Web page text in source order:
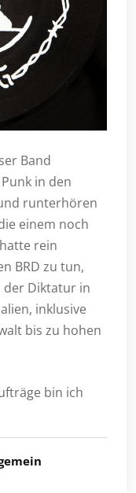
Band
in den
runterhören
einem noch
rein
BRD zu tun,
der Diktatur in
inklusive
bis zu hohen
bin ich